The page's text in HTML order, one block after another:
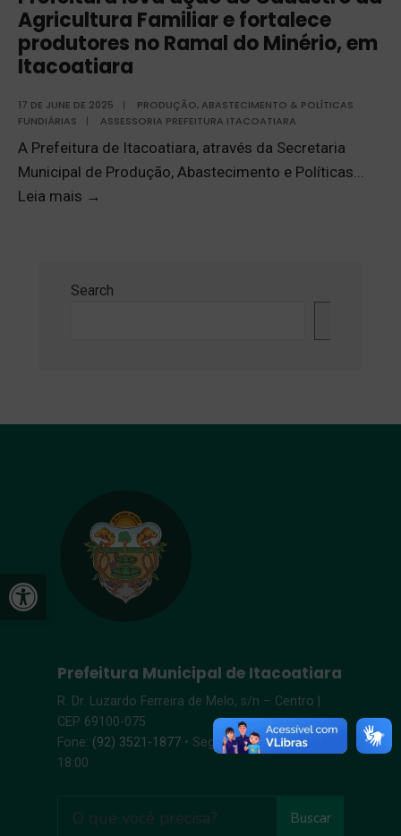
Open toolbar
Agricultura Familiar e fortalece
produtores no Ramal do Minério, em
Itacoatiara
17 DE JUNE DE 2025 |
PRODUÇÃO, ABASTECIMENTO & POLÍTICAS
FUNDIÁRIAS
| ASSESSORIA PREFEITURA ITACOATIARA
A Prefeitura de Itacoatiara, através da Secretaria
Municipal de Produção, Abastecimento e Políticas...
Leia mais →
Search
Prefeitura Municipal de Itacoatiara
R. Dr. Luzardo Ferreira de Melo, s/n – Centro |
CEP 69100-075
Fone: (92) 3521-1877 • Segunda-Sexta, 8:00 –
18:00
Buscar